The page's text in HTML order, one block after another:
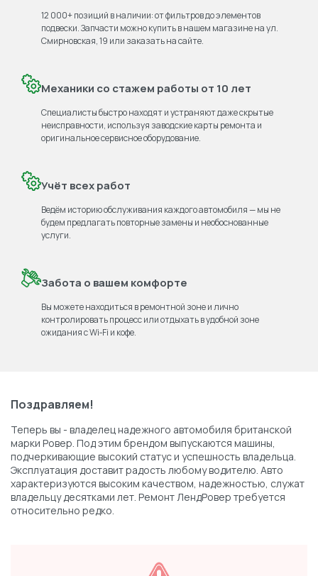
12 000+ позиций в наличии: от фильтров до элементов
подвески. Запчасти можно купить в нашем магазине на ул.
Смирновская, 19 или заказать на сайте.
Механики со стажем работы от 10 лет
Специалисты быстро находят и устраняют даже скрытые
неисправности, используя заводские карты ремонта и
оригинальное сервисное оборудование.
Учёт всех работ
Ведём историю обслуживания каждого автомобиля — мы не
будем предлагать повторные замены и необоснованные
услуги.
Забота о вашем комфорте
Вы можете находиться в ремонтной зоне и лично
контролировать процесс или отдыхать в удобной зоне
ожидания с Wi‑Fi и кофе.
Поздравляем!
Теперь вы - владелец надежного автомобиля британской
марки Ровер. Под этим брендом выпускаются машины,
подчеркивающие высокий статус и успешность владельца.
Эксплуатация доставит радость любому водителю. Авто
характеризуются высоким качеством, надежностью, служат
владельцу десятками лет. Ремонт ЛендРовер требуется
относительно редко.